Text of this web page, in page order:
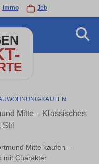
Immo Job
KAUFEN
Mitte – Klassisches
Mitte kaufen –
mit Charakter